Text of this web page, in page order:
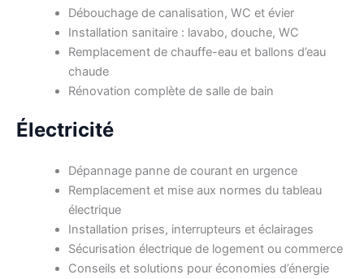
Débouchage de canalisation, WC et évier
Installation sanitaire : lavabo, douche, WC
Remplacement de chauffe-eau et ballons d’eau
chaude
Rénovation complète de salle de bain
Électricité
Dépannage panne de courant en urgence
Remplacement et mise aux normes du tableau
électrique
Installation prises, interrupteurs et éclairages
Sécurisation électrique de logement ou commerce
Conseils et solutions pour économies d’énergie